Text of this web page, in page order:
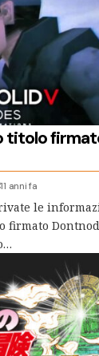
titolo
11 anni fa
le
firmato